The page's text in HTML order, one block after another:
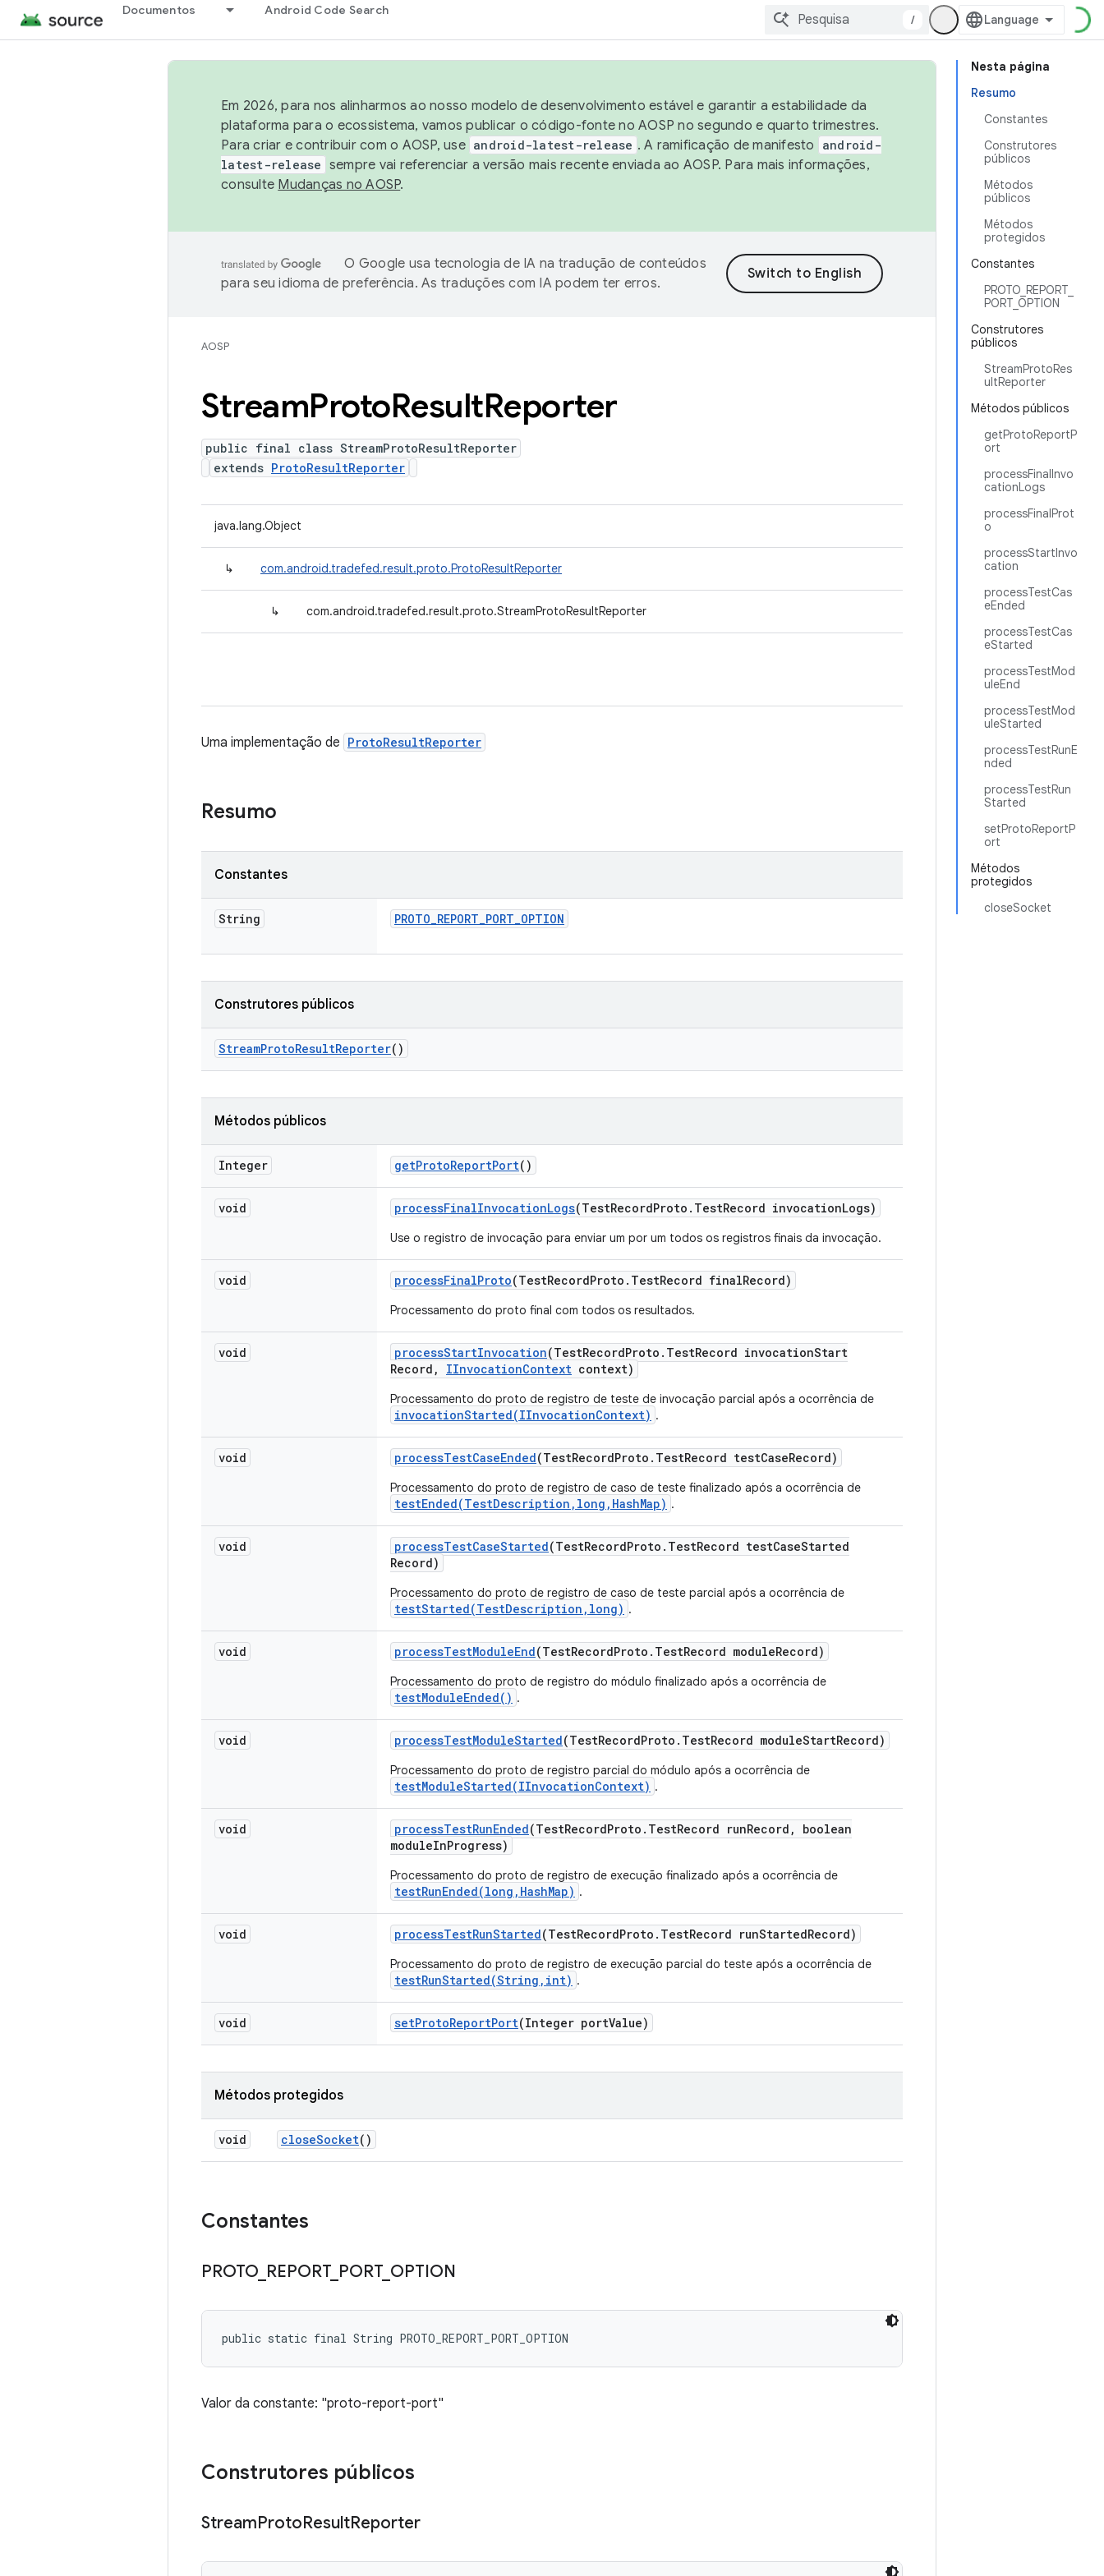
Documentos Android Code Search
/
Nesta página
Resumo
Constantes
Construtores
públicos
Métodos
públicos
Métodos
protegidos
Constantes
PROTO_REPORT_
PORT_OPTION
Construtores
públicos
StreamProtoRes
ultReporter
Métodos públicos
getProtoReportP
ort
processFinalInvo
cationLogs
processFinalProt
o
processStartInvo
cation
processTestCas
eEnded
processTestCas
eStarted
processTestMod
uleEnd
processTestMod
uleStarted
processTestRunE
nded
processTestRun
Started
setProtoReportP
ort
Métodos
protegidos
closeSocket
Em 2026, para nos alinharmos ao nosso modelo de desenvolvimento estável e garantir a estabilidade da
plataforma para o ecossistema, vamos publicar o código-fonte no AOSP no segundo e quarto trimestres.
Para criar e contribuir com o AOSP, use android-latest-release . A ramificação de manifesto
android-
latest-release sempre vai referenciar a versão mais recente enviada ao AOSP. Para mais informações,
consulte Mudanças no AOSP.
O Google usa tecnologia de IA na tradução de conteúdos
para seu idioma de preferência. As traduções com IA podem ter erros.
AOSP
StreamProtoResultReporter
public final class StreamProtoResultReporter
extends ProtoResultReporter
java.lang.Object
↳ com.android.tradefed.result.proto.ProtoResultReporter
↳ com.android.tradefed.result.proto.StreamProtoResultReporter
Uma implementação de ProtoResultReporter
Resumo
Constantes
String PROTO_REPORT_PORT_OPTION
Construtores públicos
StreamProtoResultReporter()
Métodos públicos
Integer getProtoReportPort()
void processFinalInvocationLogs(TestRecordProto . TestRecord invocationLogs)
Use o registro de invocação para enviar um por um todos os registros finais da invocação.
void processFinalProto(TestRecordProto . TestRecord finalRecord)
Processamento do proto final com todos os resultados.
void processStartInvocation(TestRecordProto . TestRecord invocationStart
Record , IInvocationContext context)
Processamento do proto de registro de teste de invocação parcial após a ocorrência de
invocationStarted(IInvocationContext) .
void processTestCaseEnded(TestRecordProto . TestRecord testCaseRecord)
Processamento do proto de registro de caso de teste finalizado após a ocorrência de
testEnded(TestDescription,long,HashMap) .
void processTestCaseStarted(TestRecordProto . TestRecord testCaseStarted
Record)
Processamento do proto de registro de caso de teste parcial após a ocorrência de
testStarted(TestDescription,long) .
void processTestModuleEnd(TestRecordProto . TestRecord moduleRecord)
Processamento do proto de registro do módulo finalizado após a ocorrência de
testModuleEnded() .
void processTestModuleStarted(TestRecordProto . TestRecord moduleStartRecord)
Processamento do proto de registro parcial do módulo após a ocorrência de
testModuleStarted(IInvocationContext) .
void processTestRunEnded(TestRecordProto . TestRecord runRecord ,
boolean
moduleInProgress)
Processamento do proto de registro de execução finalizado após a ocorrência de
testRunEnded(long,HashMap) .
void processTestRunStarted(TestRecordProto . TestRecord runStartedRecord)
Processamento do proto de registro de execução parcial do teste após a ocorrência de
testRunStarted(String,int) .
void setProtoReportPort(Integer portValue)
Métodos protegidos
void closeSocket()
Constantes
PROTO REPORT_ PORT_ OPTION
public static final String PROTO_REPORT_PORT_OPTION
Valor da constante: "proto-report-port"
Construtores públicos
StreamProtoResultReporter